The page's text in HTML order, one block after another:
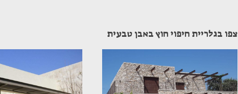
צפו בגלריית חיפוי חוץ באבן טבעית